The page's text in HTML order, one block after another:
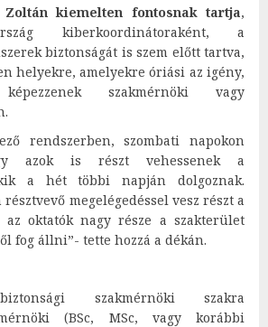
kiemelten fontosnak tartja,
kiberkoordinátoraként, a
biztonságát is szem előtt tartva,
helyekre, amelyekre óriási az igény,
képezzenek szakmérnöki vagy
rendszerben, szombati napokon
azok is részt vehessenek a
a hét többi napján dolgoznak.
megelégedéssel vesz részt a
az oktatók nagy része a szakterület
fog állni”- tette hozzá a dékán.
szakmérnöki szakra
(BSc, MSc, vagy korábbi